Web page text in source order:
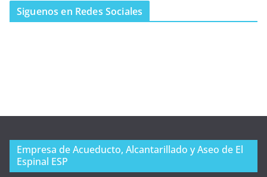
Siguenos en Redes Sociales
Empresa de Acueducto, Alcantarillado y Aseo de El
Espinal ESP